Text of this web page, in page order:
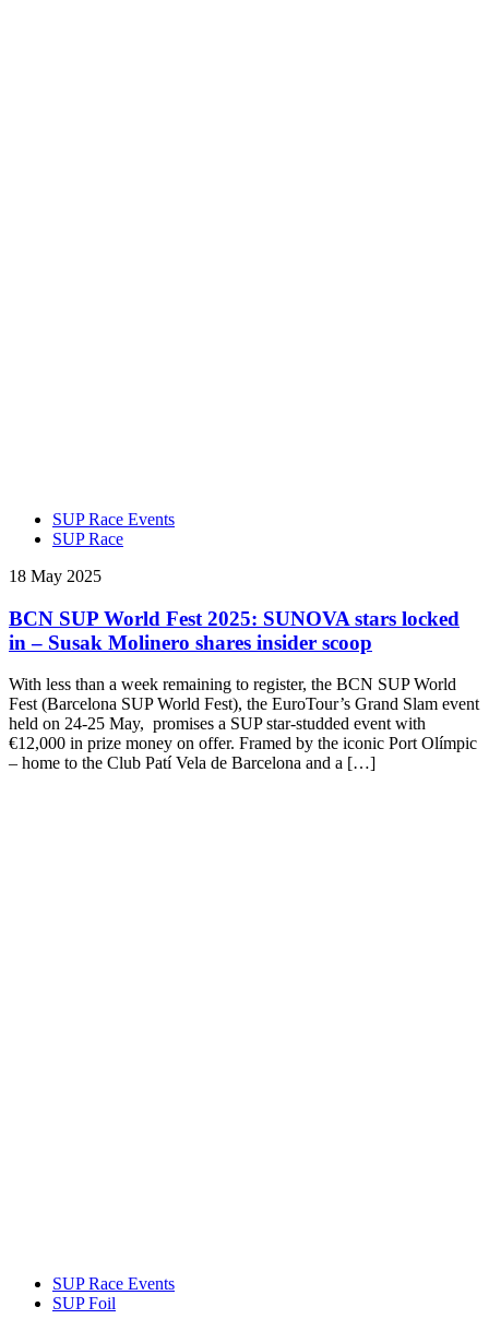
SUP Race Events
SUP Race
18 May 2025
BCN SUP World Fest 2025: SUNOVA stars locked
in – Susak Molinero shares insider scoop
With less than a week remaining to register, the BCN SUP World
Fest (Barcelona SUP World Fest), the EuroTour’s Grand Slam event
held on 24-25 May, promises a SUP star-studded event with
€12,000 in prize money on offer. Framed by the iconic Port Olímpic
– home to the Club Patí Vela de Barcelona and a […]
SUP Race Events
SUP Foil